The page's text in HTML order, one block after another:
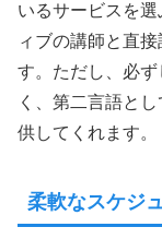
いるサービスを
ィブの講師と直
す。ただし、必
く、第二言語と
供してくれます。
柔軟なスケジ